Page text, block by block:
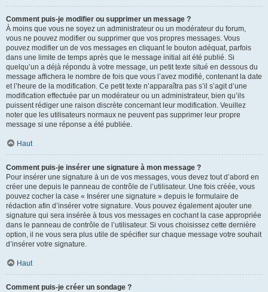
Comment puis-je modifier ou supprimer un message ?
À moins que vous ne soyez un administrateur ou un modérateur du forum,
vous ne pouvez modifier ou supprimer que vos propres messages. Vous
pouvez modifier un de vos messages en cliquant le bouton adéquat, parfois
dans une limite de temps après que le message initial ait été publié. Si
quelqu’un a déjà répondu à votre message, un petit texte situé en dessous du
message affichera le nombre de fois que vous l’avez modifié, contenant la date
et l’heure de la modification. Ce petit texte n’apparaîtra pas s’il s’agit d’une
modification effectuée par un modérateur ou un administrateur, bien qu’ils
puissent rédiger une raison discrète concernant leur modification. Veuillez
noter que les utilisateurs normaux ne peuvent pas supprimer leur propre
message si une réponse a été publiée.
Haut
Comment puis-je insérer une signature à mon message ?
Pour insérer une signature à un de vos messages, vous devez tout d’abord en
créer une depuis le panneau de contrôle de l’utilisateur. Une fois créée, vous
pouvez cocher la case « Insérer une signature » depuis le formulaire de
rédaction afin d’insérer votre signature. Vous pouvez également ajouter une
signature qui sera insérée à tous vos messages en cochant la case appropriée
dans le panneau de contrôle de l’utilisateur. Si vous choisissez cette dernière
option, il ne vous sera plus utile de spécifier sur chaque message votre souhait
d’insérer votre signature.
Haut
Comment puis-je créer un sondage ?